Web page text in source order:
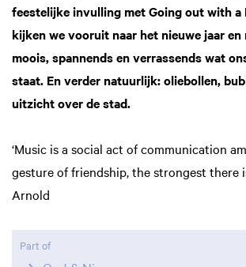
feestelijke invulling met Going out with a
kijken we vooruit naar het nieuwe jaar en
moois, spannends en verrassends wat
staat. En verder natuurlijk: oliebollen,
uitzicht over de stad.
‘Music is a social act of communication
gesture of friendship, the strongest there
Arnold
Part of